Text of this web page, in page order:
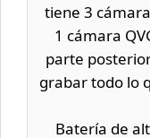
tiene 3
1 cámara
parte
grabar todo lo
Batería de